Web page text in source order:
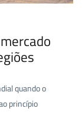
quando o
princípio